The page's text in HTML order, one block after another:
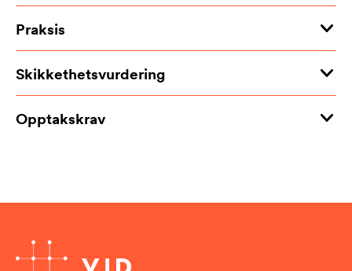
Praksis
Skikkethetsvurdering
Opptakskrav